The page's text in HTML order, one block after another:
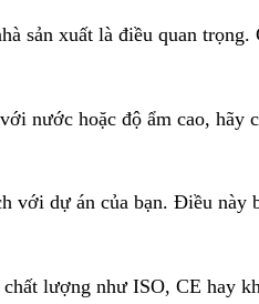
sản xuất là điều quan trọng.
nước hoặc độ ẩm cao, hãy
với dự án của bạn. Điều này
lượng như ISO, CE hay